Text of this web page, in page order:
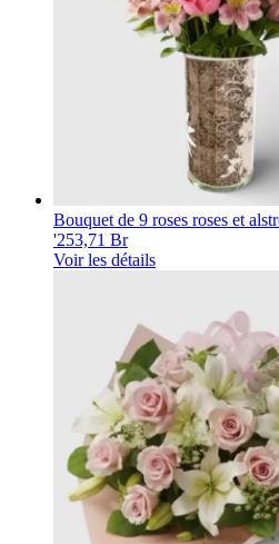
Bouquet de 9 roses roses et
'253,71 Br
Voir les détails